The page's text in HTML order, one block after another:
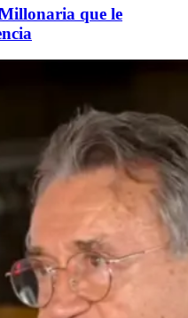
que le